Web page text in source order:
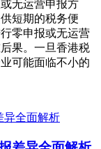
无运营申报方
短期的税务便
零申报或无运营
果。一旦香港税
可能面临不小的